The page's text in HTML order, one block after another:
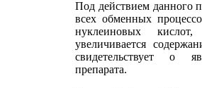
Под действием данного
всех обменных
нуклеиновых кислот,
увеличивается
свидетельствует о
препарата.